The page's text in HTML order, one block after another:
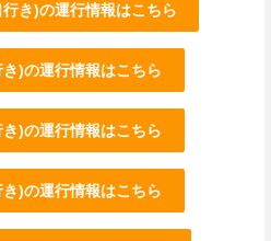
き)の運行情報はこちら
)の運行情報はこちら
)の運行情報はこちら
)の運行情報はこちら